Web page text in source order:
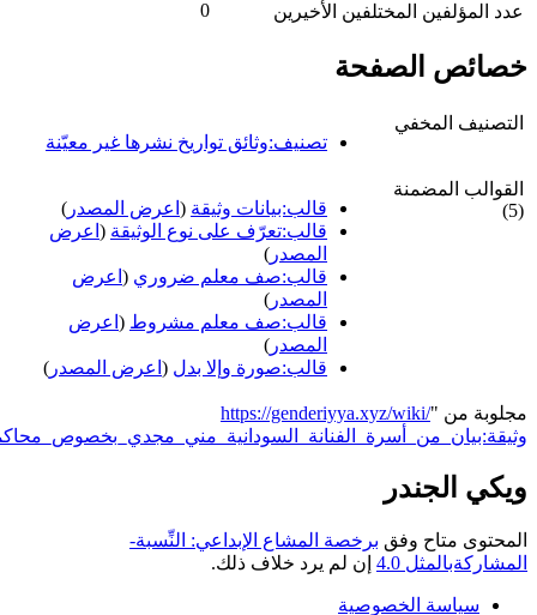
المؤلفين المختلفين الأخيرين
الصفحة
المخفي
تصنيف:وثائق تواريخ نشرها غير معيّنة
المضمنة
قالب:بيانات وثيقة(اعرض المصدر)
قالب:تعرّف على نوع الوثيقة(اعرض
المصدر)
قالب:صف معلم ضروري (اعرض
المصدر)
قالب:صف معلم مشروط(اعرض
المصدر)
قالب:صورة وإلا بدل(اعرض المصدر)
من "https://genderiyya.xyz/wiki/
"
الجندر
متاح وفقبرخصة المشاع الإبداعي: النِّسبة-
4.0
إن لم يرد خلاف ذلك.
سياسة الخصوصية